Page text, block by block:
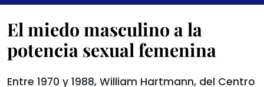
El miedo masculino a la
potencia sexual femenina
Entre 1970 y 1988, William Hartmann, del Centro